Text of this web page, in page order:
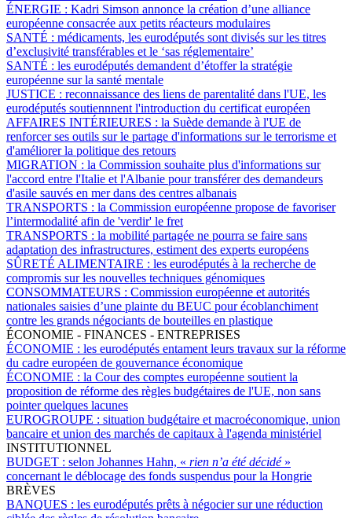
ÉNERGIE : Kadri Simson annonce la création d’une alliance
européenne consacrée aux petits réacteurs modulaires
SANTÉ : médicaments, les eurodéputés sont divisés sur les titres
d’exclusivité transférables et le ‘sas réglementaire’
SANTÉ : les eurodéputés demandent d’étoffer la stratégie
européenne sur la santé mentale
JUSTICE : reconnaissance des liens de parentalité dans l'UE, les
eurodéputés soutiennnent l'introduction du certificat européen
AFFAIRES INTÉRIEURES : la Suède demande à l'UE de
renforcer ses outils sur le partage d'informations sur le terrorisme et
d'améliorer la politique des retours
MIGRATION : la Commission souhaite plus d'informations sur
l'accord entre l'Italie et l'Albanie pour transférer des demandeurs
d'asile sauvés en mer dans des centres albanais
TRANSPORTS : la Commission européenne propose de favoriser
l’intermodalité afin de 'verdir' le fret
TRANSPORTS : la mobilité partagée ne pourra se faire sans
adaptation des infrastructures, estiment des experts européens
SÛRETÉ ALIMENTAIRE : les eurodéputés à la recherche de
compromis sur les nouvelles techniques génomiques
CONSOMMATEURS : Commission européenne et autorités
nationales saisies d’une plainte du BEUC pour écoblanchiment
contre les grands négociants de bouteilles en plastique
ÉCONOMIE - FINANCES - ENTREPRISES
ÉCONOMIE : les eurodéputés entament leurs travaux sur la réforme
du cadre européen de gouvernance économique
ÉCONOMIE : la Cour des comptes européenne soutient la
proposition de réforme des règles budgétaires de l'UE, non sans
pointer quelques lacunes
EUROGROUPE : situation budgétaire et macroéconomique, union
bancaire et union des marchés de capitaux à l'agenda ministériel
INSTITUTIONNEL
BUDGET : selon Johannes Hahn, « rien n’a été décidé »
concernant le déblocage des fonds suspendus pour la Hongrie
BRÈVES
BANQUES : les eurodéputés prêts à négocier sur une réduction